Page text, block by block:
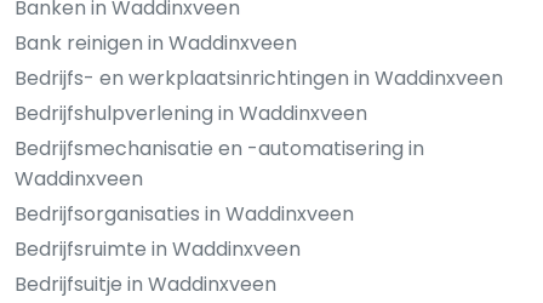
Banken in Waddinxveen
Bank reinigen in Waddinxveen
Bedrijfs- en werkplaatsinrichtingen in Waddinxveen
Bedrijfshulpverlening in Waddinxveen
Bedrijfsmechanisatie en -automatisering in
Waddinxveen
Bedrijfsorganisaties in Waddinxveen
Bedrijfsruimte in Waddinxveen
Bedrijfsuitje in Waddinxveen